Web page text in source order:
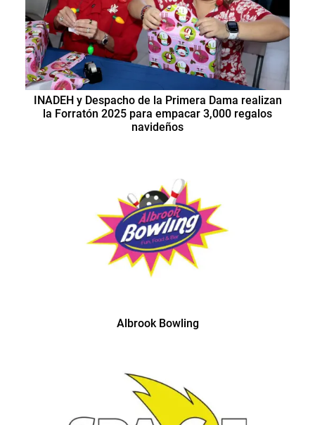
INADEH y Despacho de la Primera Dama realizan
la Forratón 2025 para empacar 3,000 regalos
navideños
Albrook Bowling